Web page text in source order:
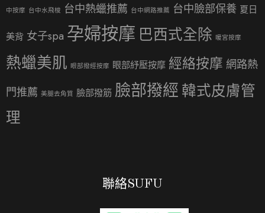
中按摩 台中水飛梭 台中熱蠟推薦 台中網路推薦 台中臉部保養 夏日
美背 女子spa 孕婦按摩 巴西式全除 暖宮按摩
熱蠟美肌 眼部撥經按摩 眼部紓壓按摩 經絡按摩 網路熱
門推薦 美腿去角質 臉部撥筋 臉部撥經 韓式皮膚管
理
聯絡SUFU